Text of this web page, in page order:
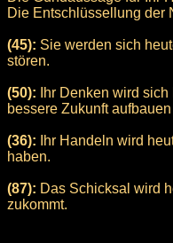
Die Entschlüssellung der
(45): Sie werden sich
stören.
(50): Ihr Denken wird
bessere Zukunft
(36): Ihr Handeln wird
haben.
(87): Das Schicksal wird
zukommt.